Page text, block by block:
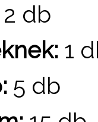
2 db
1
5 db